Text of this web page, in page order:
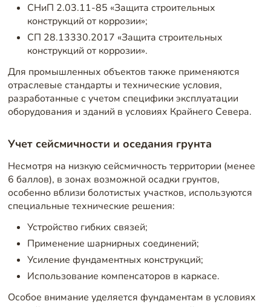
СНиП 2.03.11-85 «Защита строительных
конструкций от коррозии»;
СП 28.13330.2017 «Защита строительных
конструкций от коррозии».
Для промышленных объектов также применяются
отраслевые стандарты и технические условия,
разработанные с учетом специфики эксплуатации
оборудования и зданий в условиях Крайнего Севера.
Учет сейсмичности и оседания грунта
Несмотря на низкую сейсмичность территории (менее
6 баллов), в зонах возможной осадки грунтов,
особенно вблизи болотистых участков, используются
специальные технические решения:
Устройство гибких связей;
Применение шарнирных соединений;
Усиление фундаментных конструкций;
Использование компенсаторов в каркасе.
Особое внимание уделяется фундаментам в условиях